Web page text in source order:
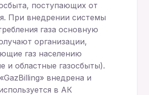
поступающих от
При внедрении системы
газа основную
организации,
газ населению
и областные газосбыты).
внедрена и
в АК